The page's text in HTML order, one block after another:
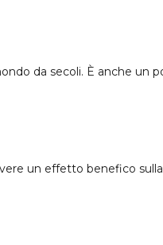
da secoli. È anche
un effetto benefico